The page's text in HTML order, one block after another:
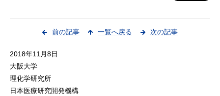
前の記事 一覧へ戻る 次の記事
2018年11月8日
大阪大学
理化学研究所
日本医療研究開発機構